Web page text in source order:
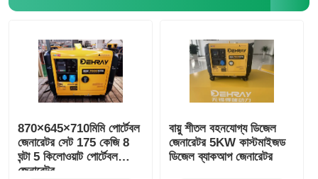
870×645×710মিমি পোর্টেবল
জেনারেটর সেট 175 কেজি 8
ঘন্টা 5 কিলোওয়াট পোর্টেবল
জেনারেটর
বায়ু শীতল বহনযোগ্য ডিজেল
জেনারেটর 5KW কাস্টমাইজড
ডিজেল ব্যাকআপ জেনারেটর